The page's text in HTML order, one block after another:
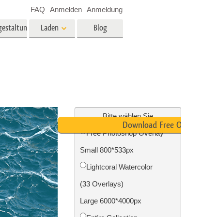
Foto-Restaurierung
Laden
Video-Overlays
Blog
FAQ Anmelden Anmeldung
Bitte wählen Sie
Free Photoshop Overlay
Small 800*533px
Lightcoral Watercolor
(33 Overlays)
Large 6000*4000px
Download Free Overlay